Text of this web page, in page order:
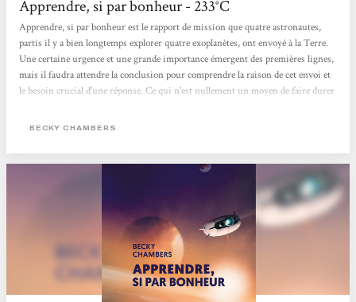
Apprendre, si par bonheur - 233°C
Apprendre, si par bonheur est le rapport de mission que quatre astronautes,
partis il y a bien longtemps explorer quatre exoplanètes, ont envoyé à la Terre.
Une certaine urgence et une grande importance émergent des premières lignes,
mais il faudra attendre la conclusion pour comprendre la raison de cet envoi et
le besoin crucial d'une réponse. Ce qui n'est nullement un moyen de faire durer
chemin, c'est donc l'exploration de quatre planètes et la recherche de formes de
BECKY CHAMBERS